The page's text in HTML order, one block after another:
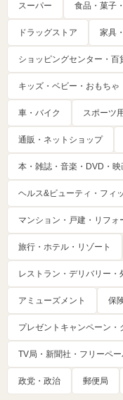
スーパー 食品・菓子
ドラッグストア 家具
ショッピングセンター・百
キッズ・ベビー・おもちゃ
車・バイク スポーツ
通販・ネットショップ
本・雑誌・音楽・DVD・映
ヘルス&ビューティ・フィ
マンション・戸建・リフォ
旅行・ホテル・リゾート
レストラン・デリバリー・
アミューズメント 保
プレゼントキャンペーン・
TV局・新聞社・フリーペ
政党・政治 郵便局